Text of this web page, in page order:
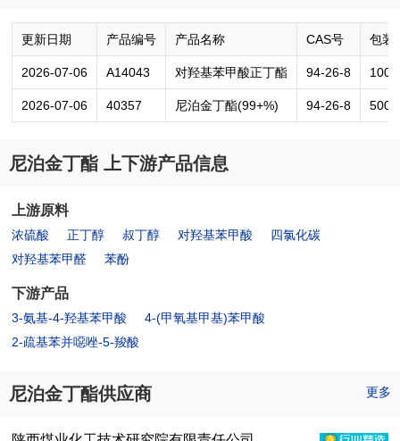
更新日期 产品编号 产品名称 CAS号 包装
2026-07-06 A14043 对羟基苯甲酸正丁酯 94-26-8
2026-07-06 40357 尼泊金丁酯(99+%) 94-26-8 500g
尼泊金丁酯 上下游产品信息
上游原料
浓硫酸 正丁醇 叔丁醇 对羟基苯甲酸
四氯化碳
对羟基苯甲醛
苯酚
下游产品
3-氨基-4-羟基苯甲酸
4-(甲氧基甲基)苯甲酸
2-疏基苯并噁唑-5-羧酸
尼泊金丁酯供应商 更多